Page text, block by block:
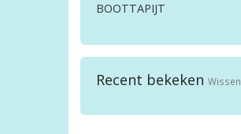
BOOTTAPIJT
Recent bekeken Wissen